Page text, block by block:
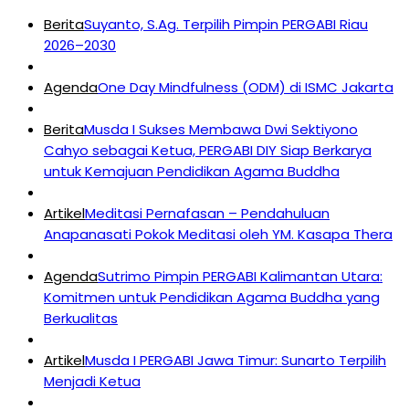
BeritaSuyanto, S.Ag. Terpilih Pimpin PERGABI Riau
2026–2030
AgendaOne Day Mindfulness (ODM) di ISMC Jakarta
BeritaMusda I Sukses Membawa Dwi Sektiyono
Cahyo sebagai Ketua, PERGABI DIY Siap Berkarya
untuk Kemajuan Pendidikan Agama Buddha
ArtikelMeditasi Pernafasan – Pendahuluan
Anapanasati Pokok Meditasi oleh YM. Kasapa Thera
AgendaSutrimo Pimpin PERGABI Kalimantan Utara:
Komitmen untuk Pendidikan Agama Buddha yang
Berkualitas
ArtikelMusda I PERGABI Jawa Timur: Sunarto Terpilih
Menjadi Ketua